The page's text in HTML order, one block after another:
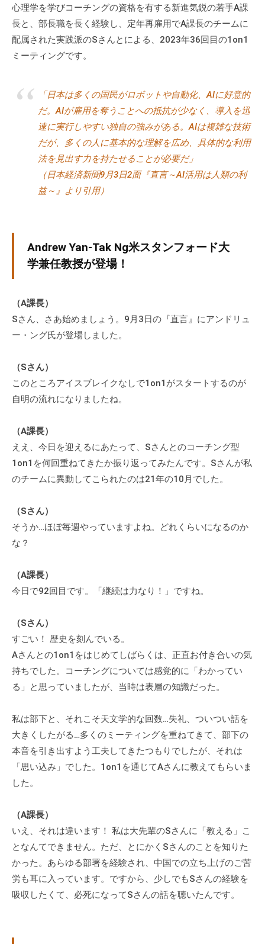
当
社
で
、
、
エ
ィ
ブ
ー
チ
ン
グ
提
供
を
っ
て
ま
す
。
そ
の
、
コ
ー
チ
グ
学
び
た
い
士
業
人
心理学を学びコーチングの資格を有する新進気鋭の若手A課
長と、部長職を長く経験し、定年再雇用でA課長のチームに
配属された実践派のSさんとによる、2023年36回目の1on1
ミーティングです。
「日本は多くの国民がロボットや自動化、AIに好意的
だ。AIが雇用を奪うことへの抵抗が少なく、導入を迅
速に実行しやすい独自の強みがある。AIは複雑な技術
だが、多くの人に基本的な理解を広め、具体的な利用
法を見出す力を持たせることが必要だ」
（日本経済新聞9月3日2面『直言～AI活用は人類の利
益～』より引用）
Andrew Yan-Tak Ng米スタンフォード大
学兼任教授が登場！
（A課長）
Sさん、さあ始めましょう。9月3日の『直言』にアンドリュ
ー・ング氏が登場しました。
（Sさん）
このところアイスブレイクなしで1on1がスタートするのが
自明の流れになりましたね。
（A課長）
ええ、今日を迎えるにあたって、Sさんとのコーチング型
1on1を何回重ねてきたか振り返ってみたんです。Sさんが私
のチームに異動してこられたのは21年の10月でした。
（Sさん）
そうか…ほぼ毎週やっていますよね。どれくらいになるのか
な？
（A課長）
今日で92回目です。「継続は力なり！」ですね。
（Sさん）
すごい！ 歴史を刻んでいる。
Aさんとの1on1をはじめてしばらくは、正直お付き合いの気
持ちでした。コーチングについては感覚的に「わかってい
る」と思っていましたが、当時は表層の知識だった。
私は部下と、それこそ天文学的な回数…失礼、ついつい話を
大きくしたがる…多くのミーティングを重ねてきて、部下の
本音を引き出すよう工夫してきたつもりでしたが、それは
「思い込み」でした。1on1を通じてAさんに教えてもらいま
した。
（A課長）
いえ、それは違います！ 私は大先輩のSさんに「教える」こ
となんてできません。ただ、とにかくSさんのことを知りた
かった。あらゆる部署を経験され、中国での立ち上げのご苦
労も耳に入っています。ですから、少しでもSさんの経験を
吸収したくて、必死になってSさんの話を聴いたんです。